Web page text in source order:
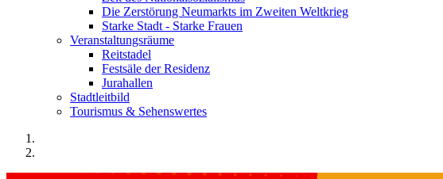
Die Zerstörung Neumarkts im Zweiten Weltkrieg
Starke Stadt - Starke Frauen
Veranstaltungsräume
Reitstadel
Festsäle der Residenz
Jurahallen
Stadtleitbild
Tourismus & Sehenswertes